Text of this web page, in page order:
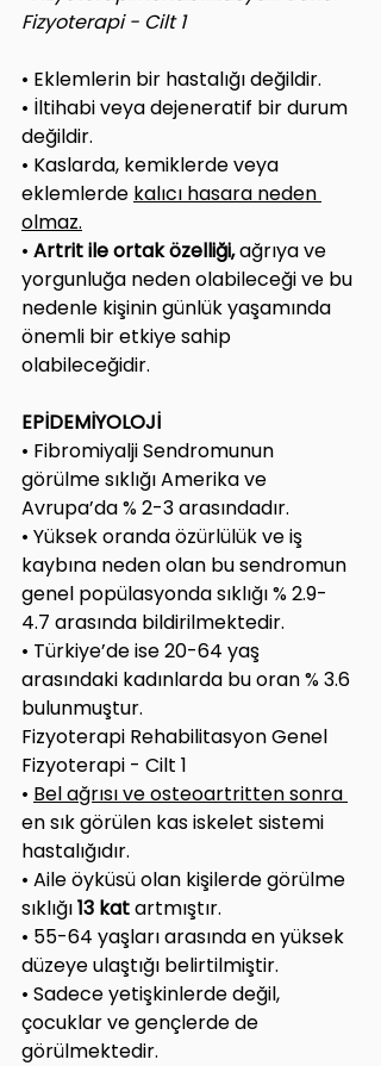
Fizyoterapi - Cilt 1
• Eklemlerin bir hastalığı değildir.
• İltihabi veya dejeneratif bir durum
değildir.
• Kaslarda, kemiklerde veya
eklemlerde kalıcı hasara neden
olmaz.
• Artrit ile ortak özelliği, ağrıya ve
yorgunluğa neden olabileceği ve bu
nedenle kişinin günlük yaşamında
önemli bir etkiye sahip
olabileceğidir.
EPİDEMİYOLOJİ
• Fibromiyalji Sendromunun
görülme sıklığı Amerika ve
Avrupa’da % 2-3 arasındadır.
• Yüksek oranda özürlülük ve iş
kaybına neden olan bu sendromun
genel popülasyonda sıklığı % 2.9-
4.7 arasında bildirilmektedir.
• Türkiye’de ise 20-64 yaş
arasındaki kadınlarda bu oran % 3.6
bulunmuştur.
Fizyoterapi Rehabilitasyon Genel
Fizyoterapi - Cilt 1
• Bel ağrısı ve osteoartritten sonra
en sık görülen kas iskelet sistemi
hastalığıdır.
• Aile öyküsü olan kişilerde görülme
sıklığı 13 kat artmıştır.
• 55-64 yaşları arasında en yüksek
düzeye ulaştığı belirtilmiştir.
• Sadece yetişkinlerde değil,
çocuklar ve gençlerde de
görülmektedir.